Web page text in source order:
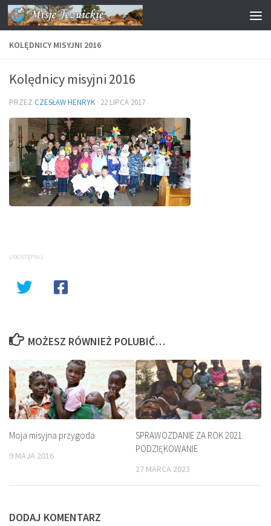
Przejdź do treści
KOLĘDNICY MISYJNI 2016
Kolędnicy misyjni 2016
PRZEZ CZESŁAW HENRYK · 22 LIPCA 2017
UDOSTĘPNIJ
MOŻESZ RÓWNIEŻ POLUBIĆ…
Moja misyjna przygoda
9 MAJA 2016
SPRAWOZDANIE ZA ROK 2021.
PODZIĘKOWANIE
27 MARCA 2023
DODAJ KOMENTARZ